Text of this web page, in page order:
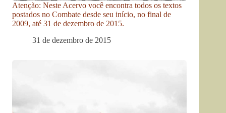
Atenção: Neste Acervo você encontra todos os textos
postados no Combate desde seu início, no final de
2009, até 31 de dezembro de 2015.
31 de dezembro de 2015